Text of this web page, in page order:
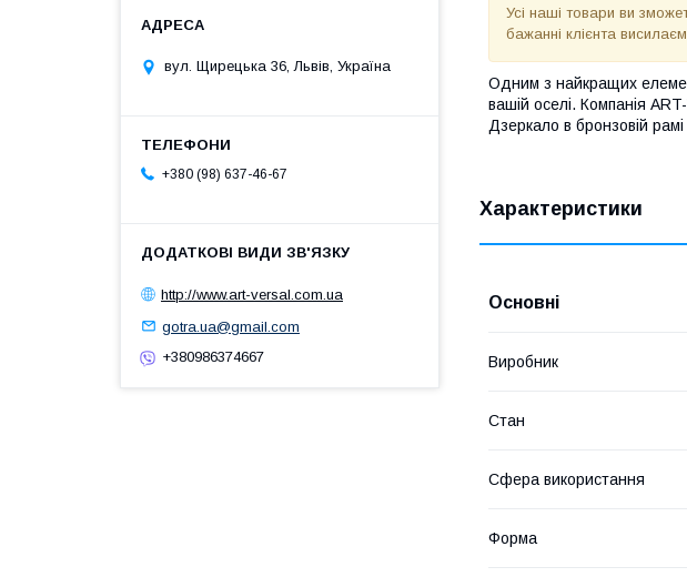
Усі наші товари ви
бажанні клієнта
Одним з найкращих
вашій оселі. Компанія
Дзеркало в бронзовій
Характеристики
Основні
Виробник
Стан
Сфера використання
Форма
вул. Щирецька 36, Львів, Україна
+380 (98) 637-46-67
http://www.art-versal.com.ua
gotra.ua@gmail.com
+380986374667